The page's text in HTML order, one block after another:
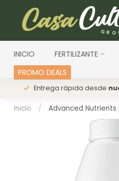
INICIO FERTILIZANTE
PROMO DEALS
Entrega rápida desde
Inicio / Advanced Nutrients